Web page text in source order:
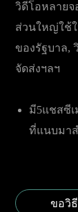
วิดีโอหลายจ
ส่วนใหญ่ใช้
ของรัฐบาล,
จัดส่งฯลฯ
มี5แชสซีเ
ที่แนบมาส
ขอวิ